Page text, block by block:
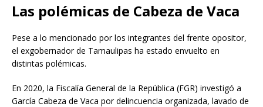
Las polémicas de Cabeza de Vaca
Pese a lo mencionado por los integrantes del frente opositor,
el exgobernador de Tamaulipas ha estado envuelto en
distintas polémicas.
En 2020, la Fiscalía General de la República (FGR) investigó a
García Cabeza de Vaca por delincuencia organizada, lavado de